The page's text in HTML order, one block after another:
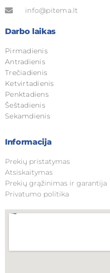
info@pitema.lt
Darbo laikas
Pirmadienis
Antradienis
Trečiadienis
Ketvirtadienis
Penktadiens
Šeštadienis
Sekamdienis
Informacija
Prekių pristatymas
Atsiskaitymas
Prekių grąžinimas ir garantija
Privatumo politika